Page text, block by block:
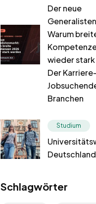
Der neue
Warum
wieder
Der
Branchen
Studium
Deutschland
Schlagwörter